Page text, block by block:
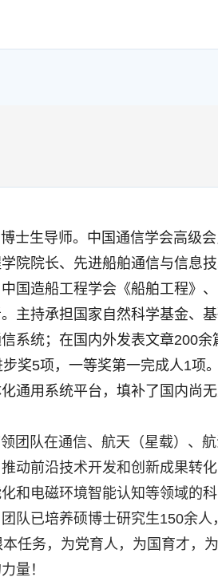
生导师。中国通信学会高级会
院院长、先进船舶通信与信息
国造船工程学会《船舶工程》
主持承担国家自然科学基金、
系统；在国内外发表文章200余
奖5项，一等奖第一完成人1项
通用系统平台，填补了国内尚
队在通信、航天（星载）、航
动前沿技术开发和创新成果转
和电磁环境智能认知等领域的
队已培养硕博士研究生150余
任务，为党育人，为国育才，
量！